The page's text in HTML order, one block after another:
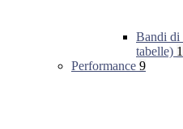
Bandi di
tabelle) 1
Performance 9